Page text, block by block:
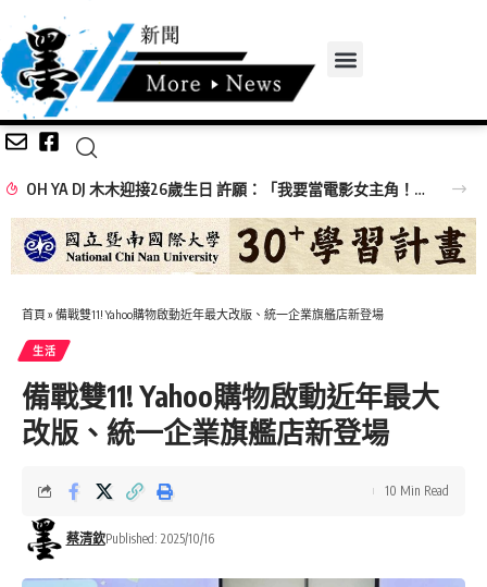
OH YA DJ 木木迎接26歲生日 許願：「我要當電影女主角！」
首頁 » 備戰雙11! Yahoo購物啟動近年最大改版、統一企業旗艦店新登場
生活
備戰雙11! Yahoo購物啟動近年最大
改版、統一企業旗艦店新登場
蔡清欽Published: 2025/10/16
10 Min Read